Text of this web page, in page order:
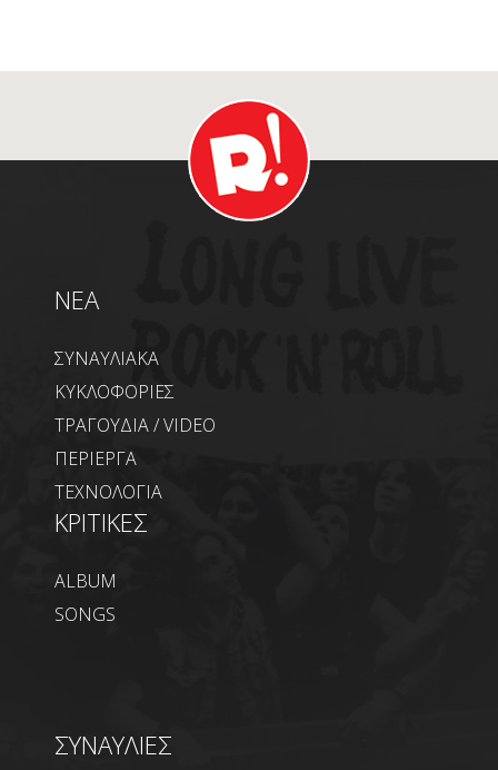
NEA
ΣΥΝΑΥΛΙΑΚΑ
ΚΥΚΛΟΦΟΡΙΕΣ
ΤΡΑΓΟΥΔΙΑ / VIDEO
ΠΕΡΙΕΡΓΑ
ΤΕΧΝΟΛΟΓΙΑ
ΚΡΙΤΙΚΕΣ
ALBUM
SONGS
ΣΥΝΑΥΛΙΕΣ